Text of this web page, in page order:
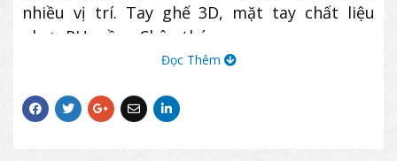
nhiều vị trí. Tay ghế 3D, mặt tay chất liệu
nhựa PU mềm. Chân thép mạ.
Dung sai kích thước: ± 15 (mm)
(Lưu ý: Màu sắc hiển thị trên website có thể
không chính xác do chụp ảnh, hoặc mô phỏng
bằng ảnh 3D.
Đọc Thêm